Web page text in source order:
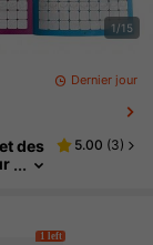
1/15
Dernier jour
des
5.00 (3)
1 left